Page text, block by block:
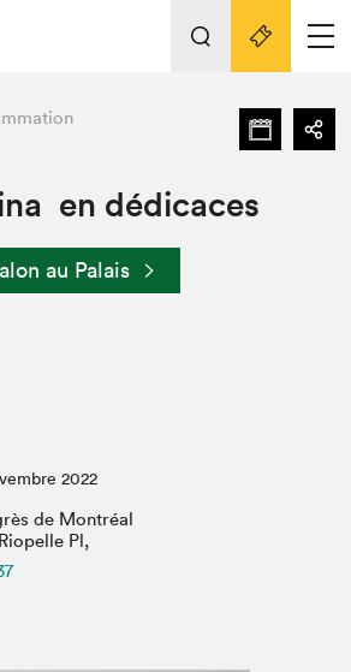
au Salon
Nos activités
et en ligne
en dédicaces
au Palais
2022
de Montréal
Pl,